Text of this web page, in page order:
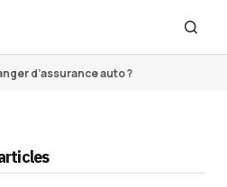
d’assurance auto ?